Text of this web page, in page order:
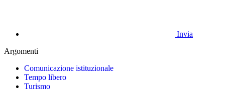
Invia
Argomenti
Comunicazione istituzionale
Tempo libero
Turismo